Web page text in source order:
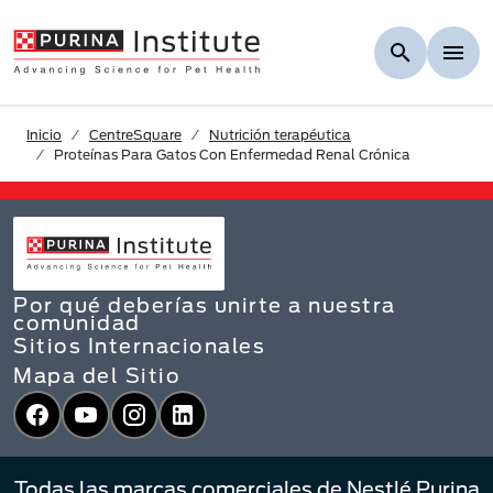
Inicio CentreSquare
Nutrición terapéutica
Proteínas Para Gatos Con Enfermedad Renal Crónica
Por qué deberías unirte a nuestra
comunidad
Sitios Internacionales
Mapa del Sitio
Facebook
YouTubeInstagram
LinkedIn